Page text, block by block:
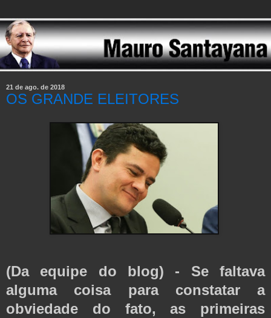
21 de ago. de 2018
OS GRANDE ELEITORES
(Da equipe do blog) - Se faltava
alguma coisa para constatar a
obviedade do fato, as primeiras